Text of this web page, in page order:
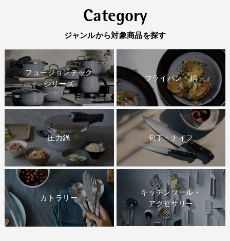
Category
ジャンルから対象商品を探す
フュージョンテック
シリーズ
フライパン・鍋
圧力鍋 包丁・ナイフ
カトラリー
キッチンツール・
アクセサリー